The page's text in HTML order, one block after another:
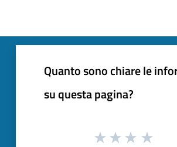
Quanto sono chiare le
su questa pagina?